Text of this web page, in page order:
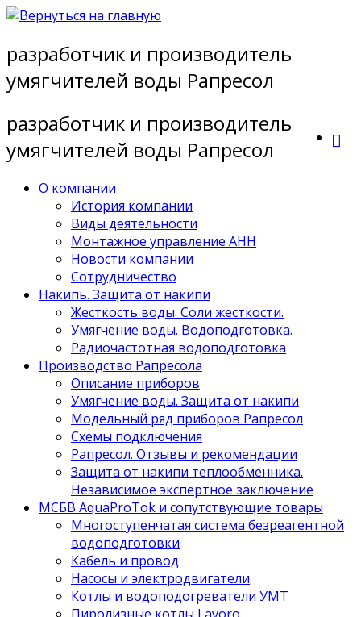
Перейти
содержимому
разработчик и производитель
умягчителей воды Рапресол
разработчик и производитель
умягчителей воды Рапресол
О компании
История компании
Виды деятельности
Монтажное управление АНН
Новости компании
Сотрудничество
Накипь. Защита от накипи
Жесткость воды. Соли жесткости.
Умягчение воды. Водоподготовка.
Радиочастотная водоподготовка
Производство Рапресола
Описание приборов
Умягчение воды. Защита от накипи
Модельный ряд приборов Рапресол
Схемы подключения
Рапресол. Отзывы и рекомендации
Защита от накипи теплообменника.
Независимое экспертное заключение
МСБВ AquaProTok и сопутствующие товары
Многоступенчатая система безреагентной
водоподготовки
Кабель и провод
Насосы и электродвигатели
Котлы и водоподогреватели УМТ